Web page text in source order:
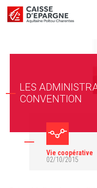
LES
CONVENTION
Vie coopérative
02/10/2015